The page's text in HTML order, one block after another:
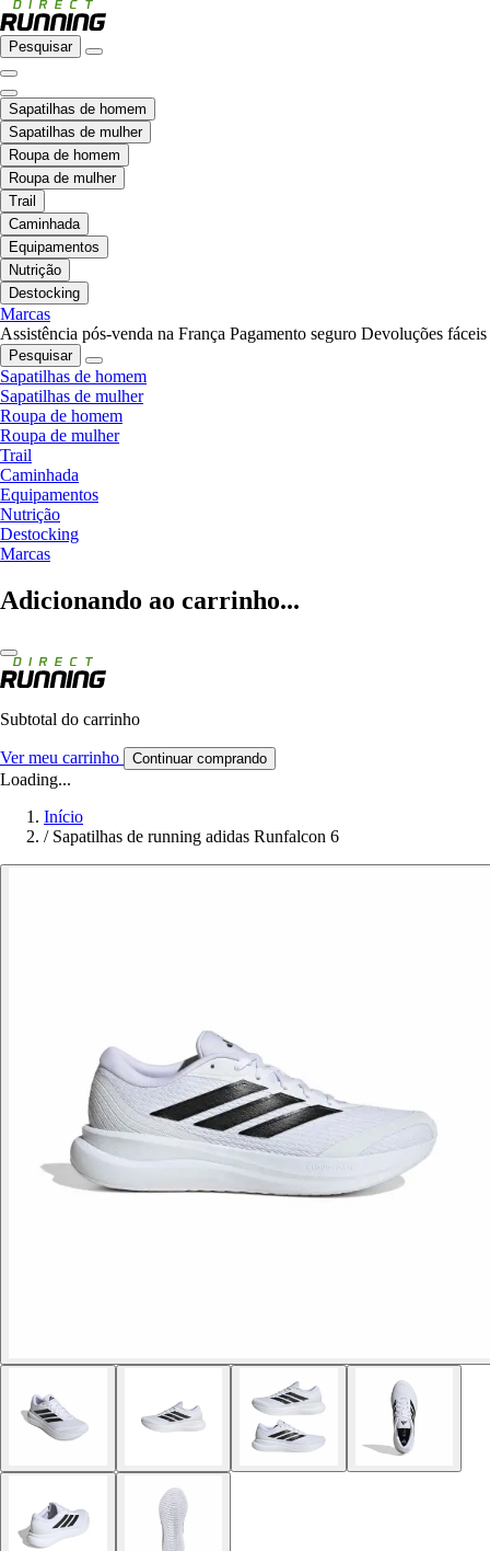
Pesquisar
Sapatilhas de homem
Sapatilhas de mulher
Roupa de homem
Roupa de mulher
Trail
Caminhada
Equipamentos
Nutrição
Destocking
Marcas
Assistência pós-venda na França Pagamento seguro Devoluções fáceis
Pesquisar
Sapatilhas de homem
Sapatilhas de mulher
Roupa de homem
Roupa de mulher
Trail
Caminhada
Equipamentos
Nutrição
Destocking
Marcas
Adicionando ao carrinho...
Subtotal do carrinho
Ver meu carrinho Continuar comprando
Loading...
Início
/ Sapatilhas de running adidas Runfalcon 6